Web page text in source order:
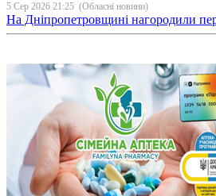
5 Сер 2026 21:25 (Обласні новини)
На Дніпропетровщині нагородили